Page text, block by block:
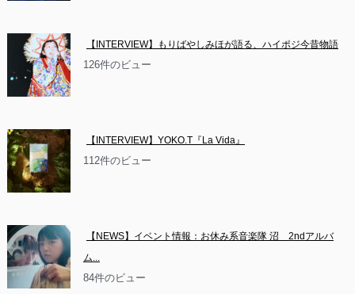
【INTERVIEW】もりばやしみほが語る、ハイポジ今昔物語
126件のビュー
【INTERVIEW】YOKO.T『La Vida』
112件のビュー
【NEWS】イベント情報：お休み系音楽隊 沼　2ndアルバ
ム...
84件のビュー